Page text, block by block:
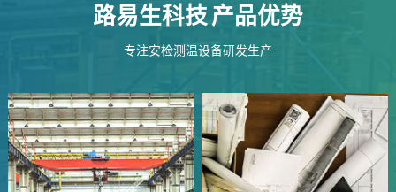
路易生科技 产品优势
专注安检测温设备研发生产